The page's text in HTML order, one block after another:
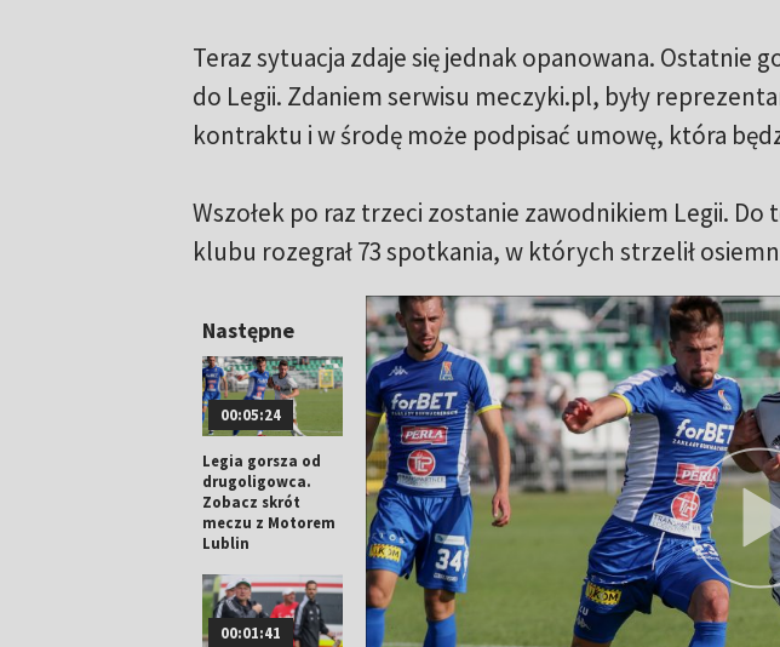
Teraz sytuacja zdaje się jednak opanowana. Ostatnie
do Legii. Zdaniem serwisu meczyki.pl, były
kontraktu i w środę może podpisać umowę, która
Wszołek po raz trzeci zostanie zawodnikiem Legii.
klubu rozegrał 73 spotkania, w których strzelił
Następne
00:05:24
Legia gorsza od
drugoligowca.
Zobacz skrót
meczu z Motorem
Lublin
00:01:41